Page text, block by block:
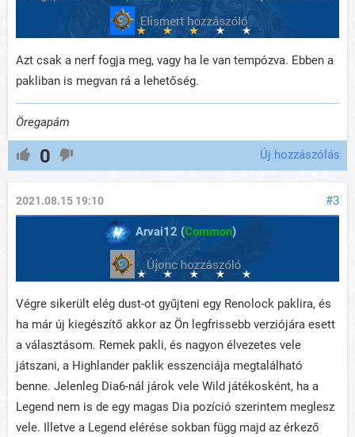
Azt csak a nerf fogja meg, vagy ha le van tempózva. Ebben a
pakliban is megvan rá a lehetőség.
Öregapám
0 Új hozzászólás
#3
2021.08.15 19:10
Arvai12 (Common)
Végre sikerült elég dust-ot gyűjteni egy Renolock paklira, és
ha már új kiegészítő akkor az Ön legfrissebb verziójára esett
a választásom. Remek pakli, és nagyon élvezetes vele
játszani, a Highlander paklik esszenciája megtalálható
benne. Jelenleg Dia6-nál járok vele Wild játékosként, ha a
Legend nem is de egy magas Dia pozíció szerintem meglesz
vele. Illetve a Legend elérése sokban függ majd az érkező